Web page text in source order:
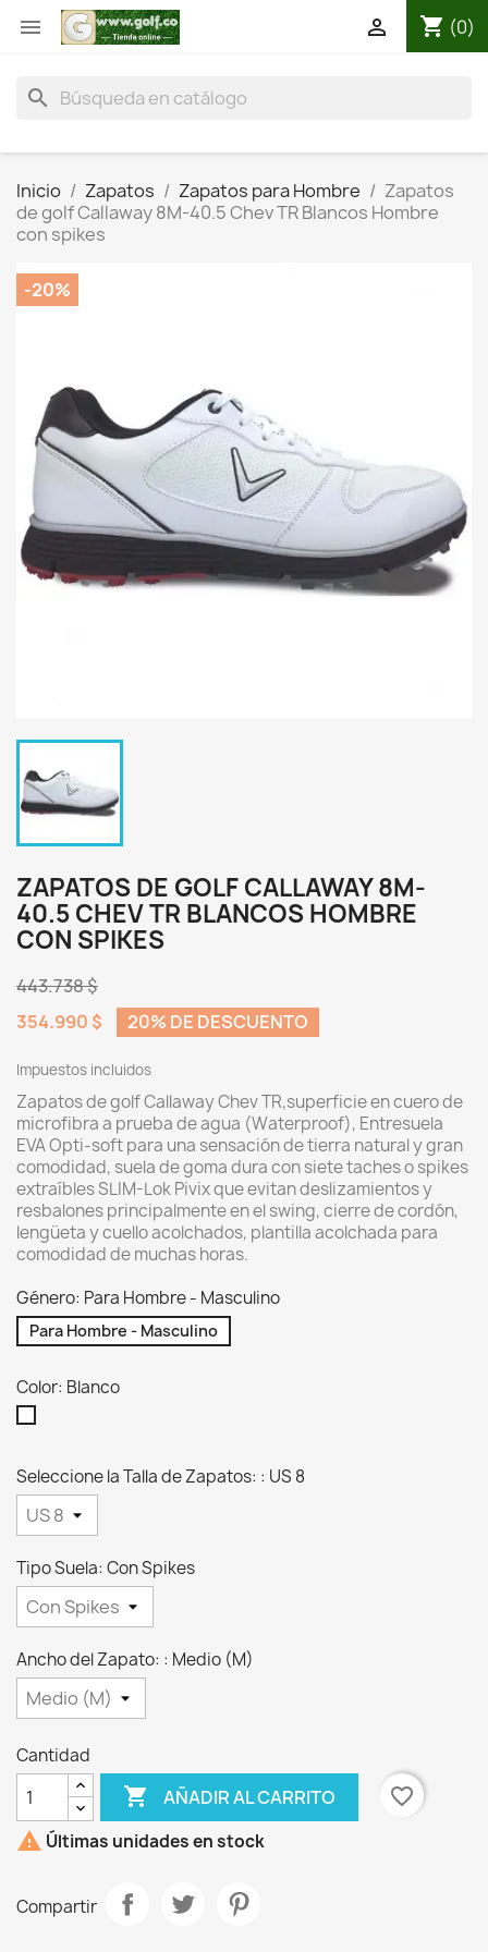
 shopping_cart (0)

search
Inicio Zapatos Zapatos para Hombre
Zapatos
de golf Callaway 8M-40.5 Chev TR Blancos Hombre
con spikes
-20%
ZAPATOS DE GOLF CALLAWAY 8M-
40.5 CHEV TR BLANCOS HOMBRE
CON SPIKES
443.738 $
354.990 $
20% DE DESCUENTO
Impuestos incluidos
Zapatos de golf Callaway Chev TR,superficie en cuero de
microfibra a prueba de agua (Waterproof), Entresuela
EVA Opti-soft para una sensación de tierra natural y gran
comodidad, suela de goma dura con siete taches o spikes
extraíbles SLIM-Lok Pivix que evitan deslizamientos y
resbalones principalmente en el swing, cierre de cordón,
lengüeta y cuello acolchados, plantilla acolchada para
comodidad de muchas horas.
Género: Para Hombre - Masculino
Para Hombre - Masculino
Color: Blanco
Seleccione la Talla de Zapatos: : US 8
Tipo Suela: Con Spikes
Ancho del Zapato: : Medio (M)
Cantidad
 AÑADIR AL CARRITO
favorite_border
 Últimas unidades en stock
Compartir